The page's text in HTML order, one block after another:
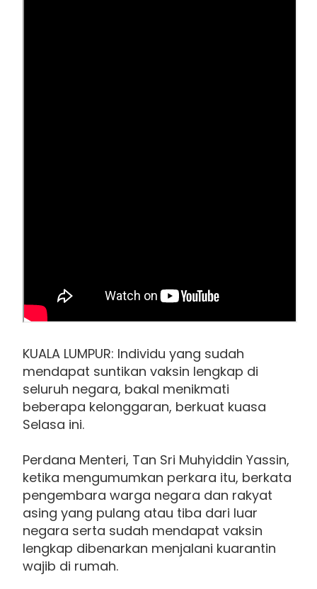
KUALA LUMPUR: Individu yang sudah
mendapat suntikan vaksin lengkap di
seluruh negara, bakal menikmati
beberapa kelonggaran, berkuat kuasa
Selasa ini.
Perdana Menteri, Tan Sri Muhyiddin Yassin,
ketika mengumumkan perkara itu, berkata
pengembara warga negara dan rakyat
asing yang pulang atau tiba dari luar
negara serta sudah mendapat vaksin
lengkap dibenarkan menjalani kuarantin
wajib di rumah.